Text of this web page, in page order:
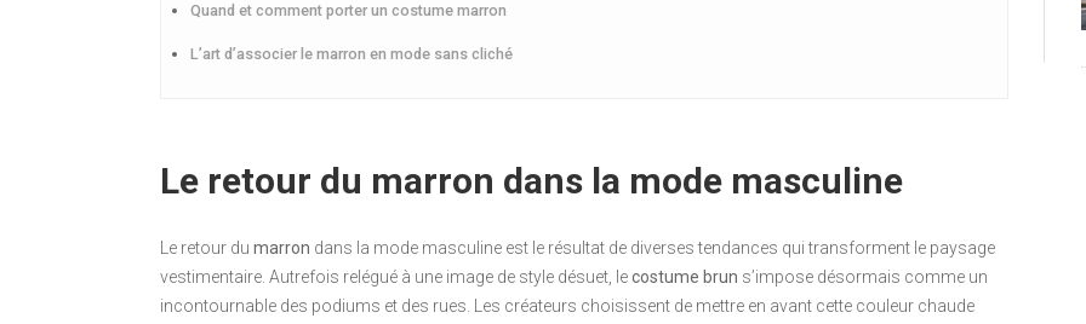
Quand et comment porter un costume marron
L’art d’associer le marron en mode sans cliché
Le retour du marron dans la mode masculine
Le retour du marron dans la mode masculine est le résultat de diverses tendances qui transforment le paysage
vestimentaire. Autrefois relégué à une image de style désuet, lecostume brun s’impose désormais comme un
incontournable des podiums et des rues. Les créateurs choisissent de mettre en avant cette couleur chaude